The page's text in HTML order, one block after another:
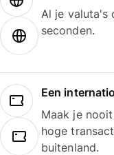
Al je valuta's
seconden.
Een
Maak je
hoge
buitenland.